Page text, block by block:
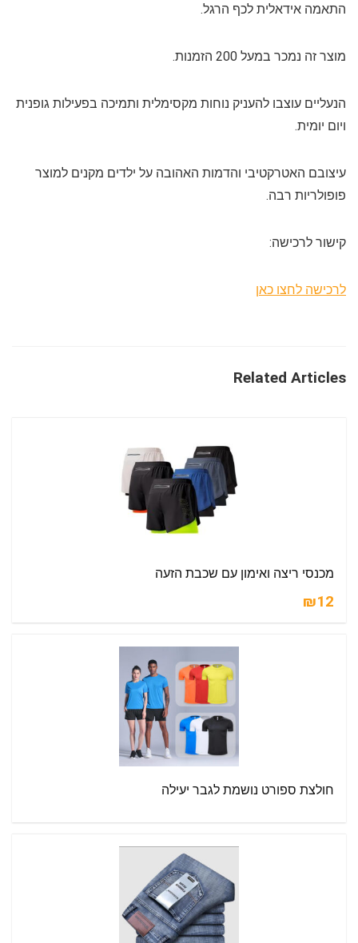
התאמה אידאלית לכף הרגל.
מוצר זה נמכר במעל 200 הזמנות.
הנעליים עוצבו להעניק נוחות מקסימלית ותמיכה בפעילות גופנית
ויום יומית.
עיצובם האטרקטיבי והדמות האהובה על ילדים מקנים למוצר
פופולריות רבה.
קישור לרכישה:
לרכישה לחצו כאן
Related Articles
מכנסי ריצה ואימון עם שכבת הזעה
₪12
חולצת ספורט נושמת לגבר יעילה